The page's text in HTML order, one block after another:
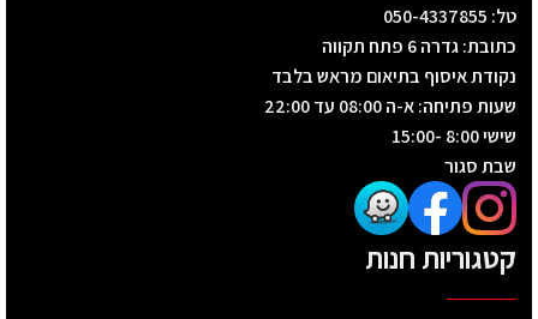
טל: 050-4337855
כתובת: גדרה 6 פתח תקווה
נקודת איסוף בתיאום מראש בלבד
שעות פתיחה: א-ה 08:00 עד 22:00
שישי 8:00 -15:00
שבת סגור
קטגוריות חנות